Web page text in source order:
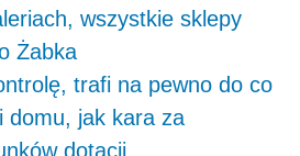
wszystkie sklepy
Żabka
trafi na pewno do co
domu, jak kara za
dotacji